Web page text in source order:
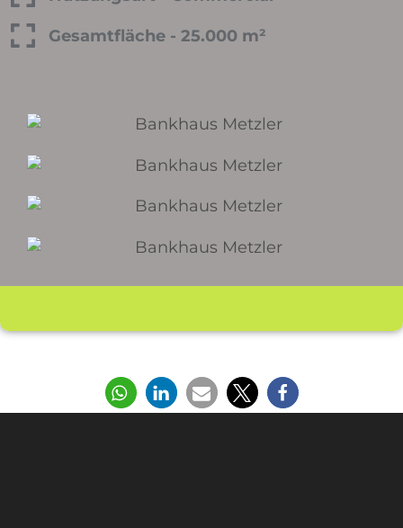
Gesamtfläche - 25.000 m²